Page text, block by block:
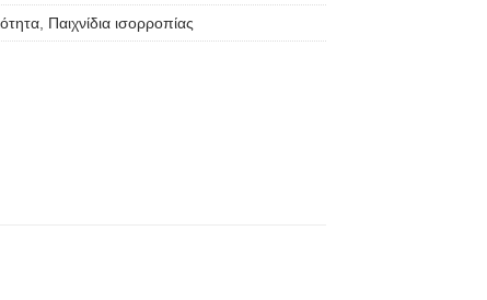
Παιχνίδια ισορροπίας